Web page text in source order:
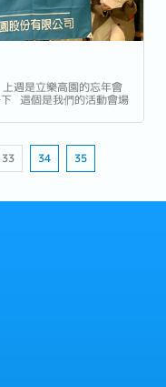
週是立樂高園的忘年會
這個是我們的活動會場
...
33 34 35